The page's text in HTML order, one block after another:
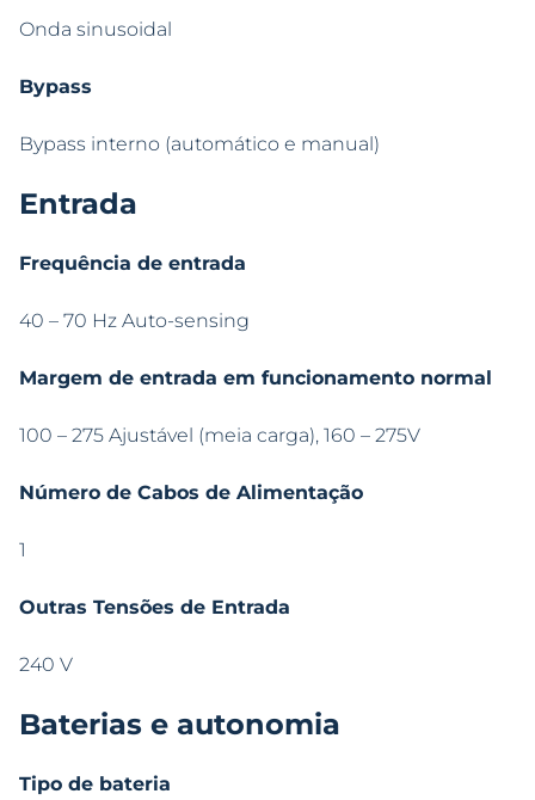
Onda sinusoidal
Bypass
Bypass interno (automático e manual)
Entrada
Frequência de entrada
40 – 70 Hz Auto-sensing
Margem de entrada em funcionamento normal
100 – 275 Ajustável (meia carga), 160 – 275V
Número de Cabos de Alimentação
1
Outras Tensões de Entrada
240 V
Baterias e autonomia
Tipo de bateria